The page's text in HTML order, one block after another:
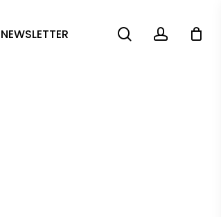
NEWSLETTER searchaccount